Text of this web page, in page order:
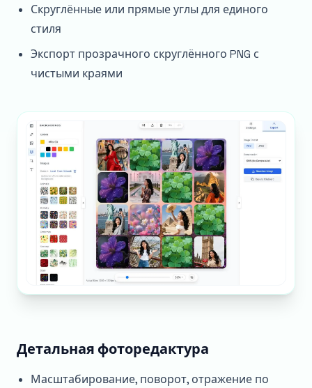
Скруглённые или прямые углы для единого
стиля
Экспорт прозрачного скруглённого PNG с
чистыми краями
Детальная фоторедактура
Масштабирование, поворот, отражение по